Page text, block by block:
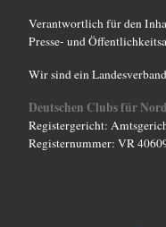
Verantwortlich für den
Presse- und
Wir sind ein
Deutschen Clubs für
Registergericht:
Registernummer: VR